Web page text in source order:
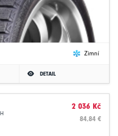
Zimní
DETAIL
2 036 Kč
84.84 €